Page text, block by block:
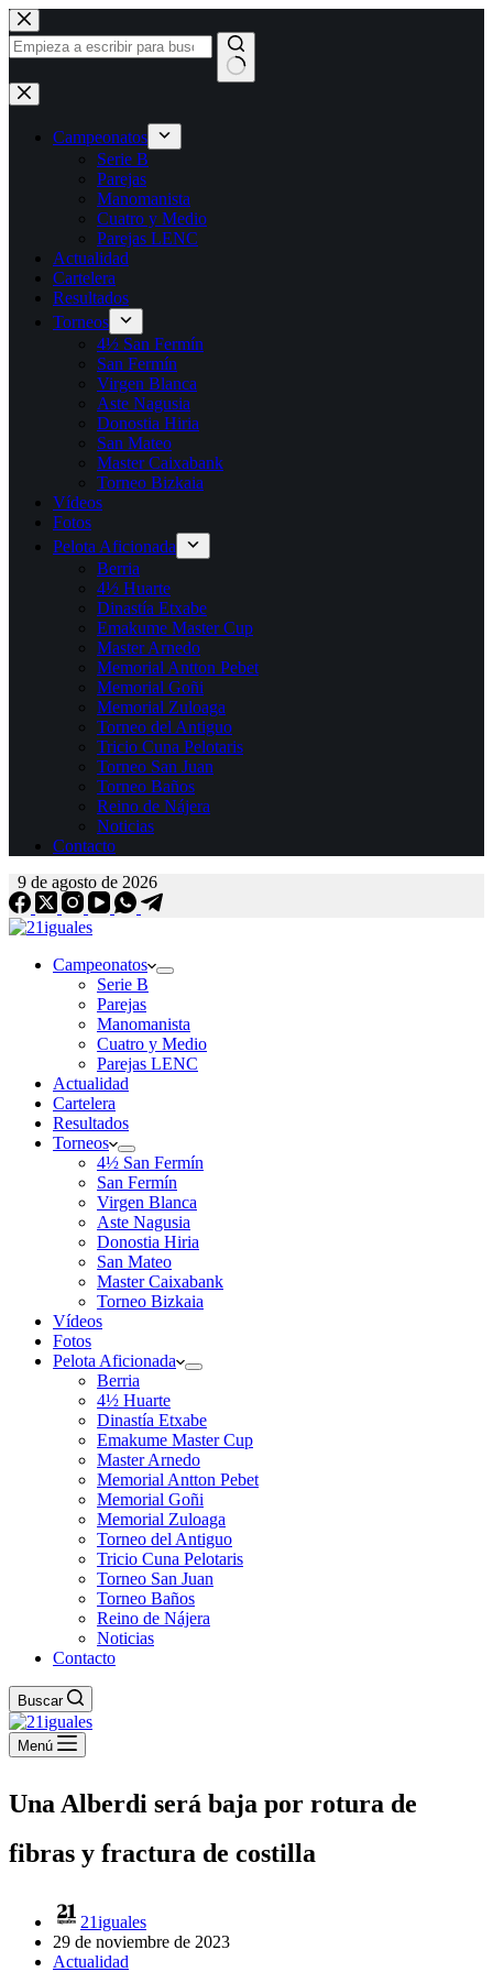
Saltar
al
contenido
Sin
resultados
Campeonatos
Serie B
Parejas
Manomanista
Cuatro y Medio
Parejas LENC
Actualidad
Cartelera
Resultados
Torneos
4½ San Fermín
San Fermín
Virgen Blanca
Aste Nagusia
Donostia Hiria
San Mateo
Master Caixabank
Torneo Bizkaia
Vídeos
Fotos
Pelota Aficionada
Berria
4½ Huarte
Dinastía Etxabe
Emakume Master Cup
Master Arnedo
Memorial Antton Pebet
Memorial Goñi
Memorial Zuloaga
Torneo del Antiguo
Tricio Cuna Pelotaris
Torneo San Juan
Torneo Baños
Reino de Nájera
Noticias
Contacto
9 de agosto de 2026
Campeonatos
Serie B
Parejas
Manomanista
Cuatro y Medio
Parejas LENC
Actualidad
Cartelera
Resultados
Torneos
4½ San Fermín
San Fermín
Virgen Blanca
Aste Nagusia
Donostia Hiria
San Mateo
Master Caixabank
Torneo Bizkaia
Vídeos
Fotos
Pelota Aficionada
Berria
4½ Huarte
Dinastía Etxabe
Emakume Master Cup
Master Arnedo
Memorial Antton Pebet
Memorial Goñi
Memorial Zuloaga
Torneo del Antiguo
Tricio Cuna Pelotaris
Torneo San Juan
Torneo Baños
Reino de Nájera
Noticias
Contacto
Buscar
Menú
Una Alberdi será baja por rotura de
fibras y fractura de costilla
21iguales
29 de noviembre de 2023
Actualidad